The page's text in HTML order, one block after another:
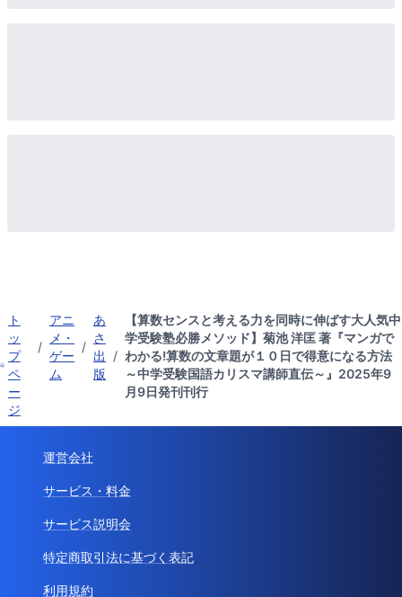
ト
ッ
プ
ペ
ー
ジ
/
アニ
メ・
ゲー
ム
/
あ
さ
出
版
/
【算数センスと考える力を同時に伸ばす大人気中
学受験塾必勝メソッド】菊池 洋匡 著『マンガで
わかる!算数の文章題が１０日で得意になる方法
～中学受験国語カリスマ講師直伝～』2025年9
月9日発刊刊行
運営会社
サービス・料金
サービス説明会
特定商取引法に基づく表記
利用規約